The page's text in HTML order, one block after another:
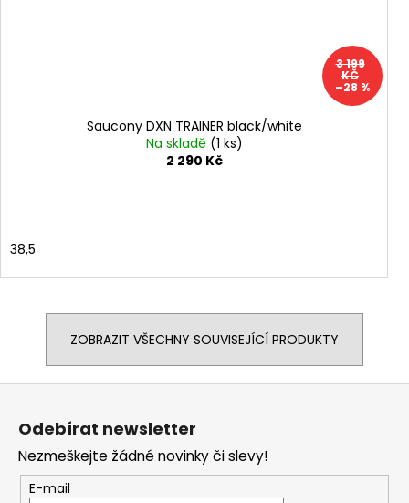
3 199
KČ
–28 %
Saucony DXN TRAINER black/white
Na skladě (1 ks)
2 290 Kč
38,5
ZOBRAZIT VŠECHNY SOUVISEJÍCÍ PRODUKTY
Odebírat newsletter
Nezmeškejte žádné novinky či slevy!
E-mail